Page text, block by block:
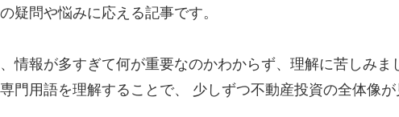
疑問や悩みに応える記事です。
情報が多すぎて何が重要なのかわからず、理解に苦しみま
門用語を理解することで、 少しずつ不動産投資の全体像が